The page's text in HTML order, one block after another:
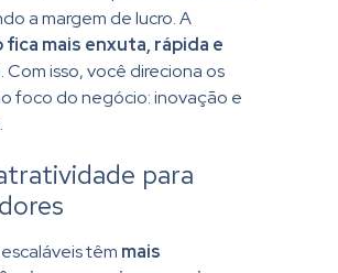
a margem de lucro. A
fica mais enxuta, rápida e
. Com isso, você direciona os
foco do negócio: inovação e
para
têm mais